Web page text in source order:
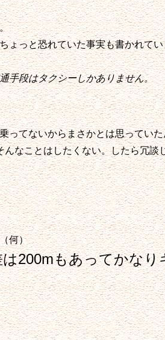
ょっと恐れていた事実も書かれて
手段はタクシーしかありません。
ってないからまさかとは思ってい
なことはしたくない。したら冗談
何）
は200mもあってかな